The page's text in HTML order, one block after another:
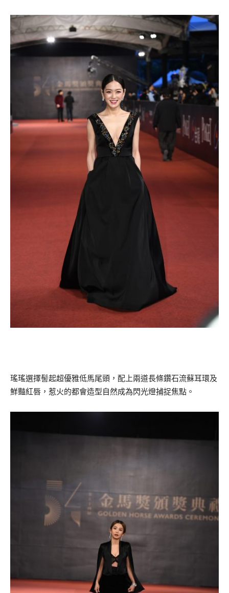
瑤瑤選擇髻起超優雅低馬尾頭，配上兩道長條鑽石流蘇耳環及
鮮豔紅唇，惹火的都會造型自然成為閃光燈捕捉焦點。